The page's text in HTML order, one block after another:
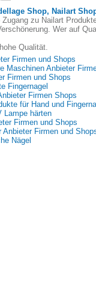
Shop, Nailart
Zugang zu Nailart
Wer auf
Qualität.
Firmen und Shops
Maschinen Anbieter
Firmen und Shops
Fingernagel
Firmen Shops
für Hand und
Lampe härten
Firmen und Shops
Anbieter Firmen und
Nägel